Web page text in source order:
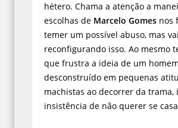
hétero. Chama a atenção a
escolhas de Marcelo Gomes nos
temer um possível abuso, mas vai
reconfigurando isso. Ao mesmo
que frustra a ideia de um homem
desconstruído em pequenas
machistas ao decorrer da trama,
insistência de não querer se